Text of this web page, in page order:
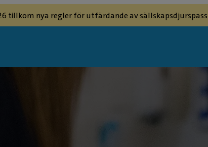
tillkom nya regler för utfärdande av